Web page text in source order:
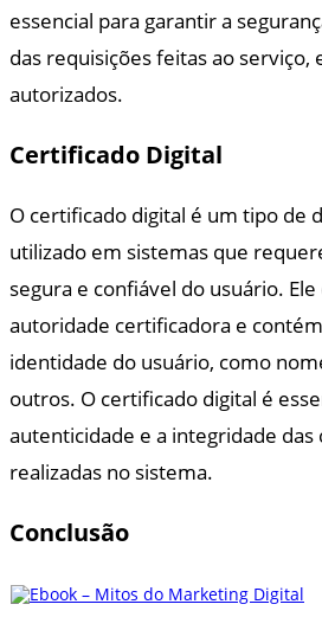
essencial para garantir a
das requisições feitas ao serviço,
autorizados.
Certificado Digital
O certificado digital é um tipo de
utilizado em sistemas que
segura e confiável do usuário.
autoridade certificadora e
identidade do usuário, como
outros. O certificado digital é
autenticidade e a integridade das
realizadas no sistema.
Conclusão